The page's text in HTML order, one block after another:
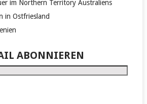
im Northern Territory Australiens
in Ostfriesland
ABONNIEREN